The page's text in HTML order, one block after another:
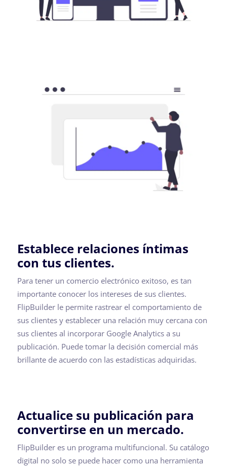
Establece relaciones íntimas
con tus clientes.
Para tener un comercio electrónico exitoso, es tan
importante conocer los intereses de sus clientes.
FlipBuilder le permite rastrear el comportamiento de
sus clientes y establecer una relación muy cercana con
sus clientes al incorporar Google Analytics a su
publicación. Puede tomar la decisión comercial más
brillante de acuerdo con las estadísticas adquiridas.
Actualice su publicación para
convertirse en un mercado.
FlipBuilder es un programa multifuncional. Su catálogo
digital no solo se puede hacer como una herramienta